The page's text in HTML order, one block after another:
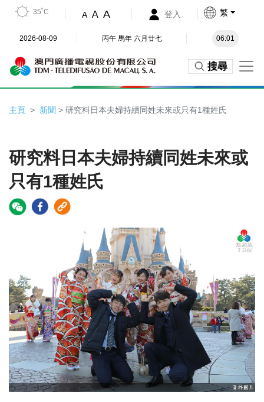
35˚C A A A 登入 繁
2026-08-09 丙午 馬年 六月廿七 06:01
搜尋
主頁 新聞 > 研究料日本夫婦持續同姓未來或只有1種姓氏
研究料日本夫婦持續同姓未來或
只有1種姓氏